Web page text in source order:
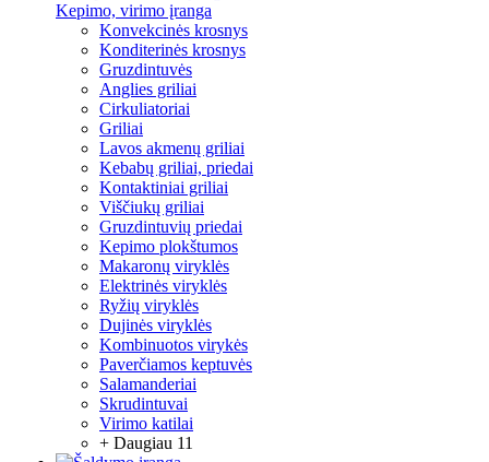
Kepimo, virimo įranga
Konvekcinės krosnys
Konditerinės krosnys
Gruzdintuvės
Anglies griliai
Cirkuliatoriai
Griliai
Lavos akmenų griliai
Kebabų griliai, priedai
Kontaktiniai griliai
Viščiukų griliai
Gruzdintuvių priedai
Kepimo plokštumos
Makaronų viryklės
Elektrinės viryklės
Ryžių viryklės
Dujinės viryklės
Kombinuotos virykės
Paverčiamos keptuvės
Salamanderiai
Skrudintuvai
Virimo katilai
+ Daugiau 11